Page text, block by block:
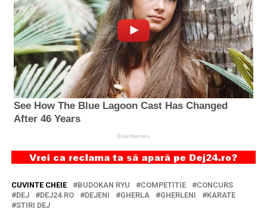
CUVINTE CHEIE BUDOKAN RYU COMPETITIE
CONCURS
DEJ
DEJ24.RO DEJENI GHERLA GHERLENI
KARATE
STIRI DEJ